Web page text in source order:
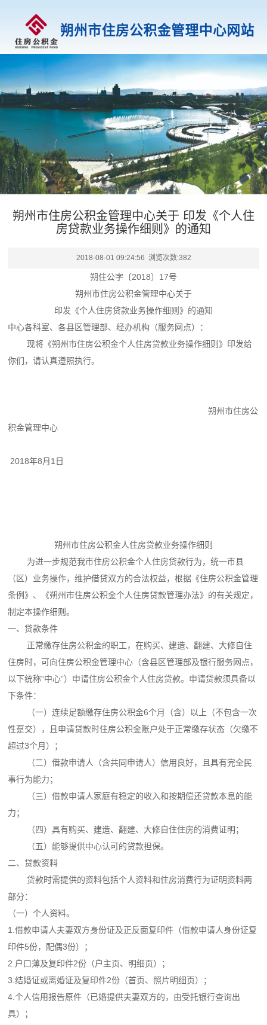
朔州市住房公积金管理中心关于 印发《个人住
房贷款业务操作细则》的通知
2018-08-01 09:24:56 浏览次数:382
朔住公字〔2018〕17号
朔州市住房公积金管理中心关于
印发《个人住房贷款业务操作细则》的通知
中心各科室、各县区管理部、经办机构（服务网点）：
现将《朔州市住房公积金个人住房贷款业务操作细则》印发给
你们，请认真遵照执行。
朔州市住房公
积金管理中心
2018年8月1日
朔州市住房公积金人住房贷款业务操作细则
为进一步规范我市住房公积金个人住房贷款行为，统一市县
（区）业务操作，维护借贷双方的合法权益，根据《住房公积金管理
条例》、《朔州市住房公积金个人住房贷款管理办法》的有关规定，
制定本操作细则。
一、贷款条件
正常缴存住房公积金的职工，在购买、建造、翻建、大修自住
住房时，可向住房公积金管理中心（含县区管理部及银行服务网点，
以下统称“中心”）申请住房公积金个人住房贷款。申请贷款须具备以
下条件：
（一）连续足额缴存住房公积金6个月（含）以上（不包含一次
性趸交），且申请贷款时住房公积金账户处于正常缴存状态（欠缴不
超过3个月）；
（二）借款申请人（含共同申请人）信用良好，且具有完全民
事行为能力；
（三）借款申请人家庭有稳定的收入和按期偿还贷款本息的能
力；
（四）具有购买、建造、翻建、大修自住住房的消费证明；
（五）能够提供中心认可的贷款担保。
二、贷款资料
贷款时需提供的资料包括个人资料和住房消费行为证明资料两
部分：
（一）个人资料。
1.借款申请人夫妻双方身份证及正反面复印件（借款申请人身份证复
印件5份，配偶3份）；
2.户口薄及复印件2份（户主页、明细页）；
3.结婚证或离婚证及复印件2份（首页、照片明细页）；
4.个人信用报告原件（已婚提供夫妻双方的，由受托银行查询出
具）；